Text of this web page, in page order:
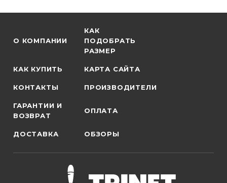
О КОМПАНИИ
КАК
ПОДОБРАТЬ
РАЗМЕР
КАК КУПИТЬ КАРТА САЙТА
КОНТАКТЫ ПРОИЗВОДИТЕЛИ
ГАРАНТИИ И
ВОЗВРАТ
ОПЛАТА
ДОСТАВКА ОБЗОРЫ